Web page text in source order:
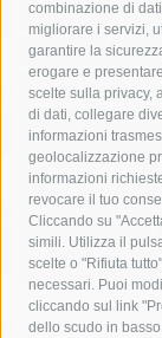
combinazione di
migliorare i servizi,
garantire la
erogare e
scelte sulla privacy,
di dati, collegare
informazioni
geolocalizzazione
informazioni
revocare il tuo
Cliccando su
simili. Utilizza il
scelte o "Rifiuta
necessari. Puoi
cliccando sul link
dello scudo in
costiera
fondazione
lavori
lorenzo
massimo
penisola
protezione civile
sindaco cuomo
turismo
Vico